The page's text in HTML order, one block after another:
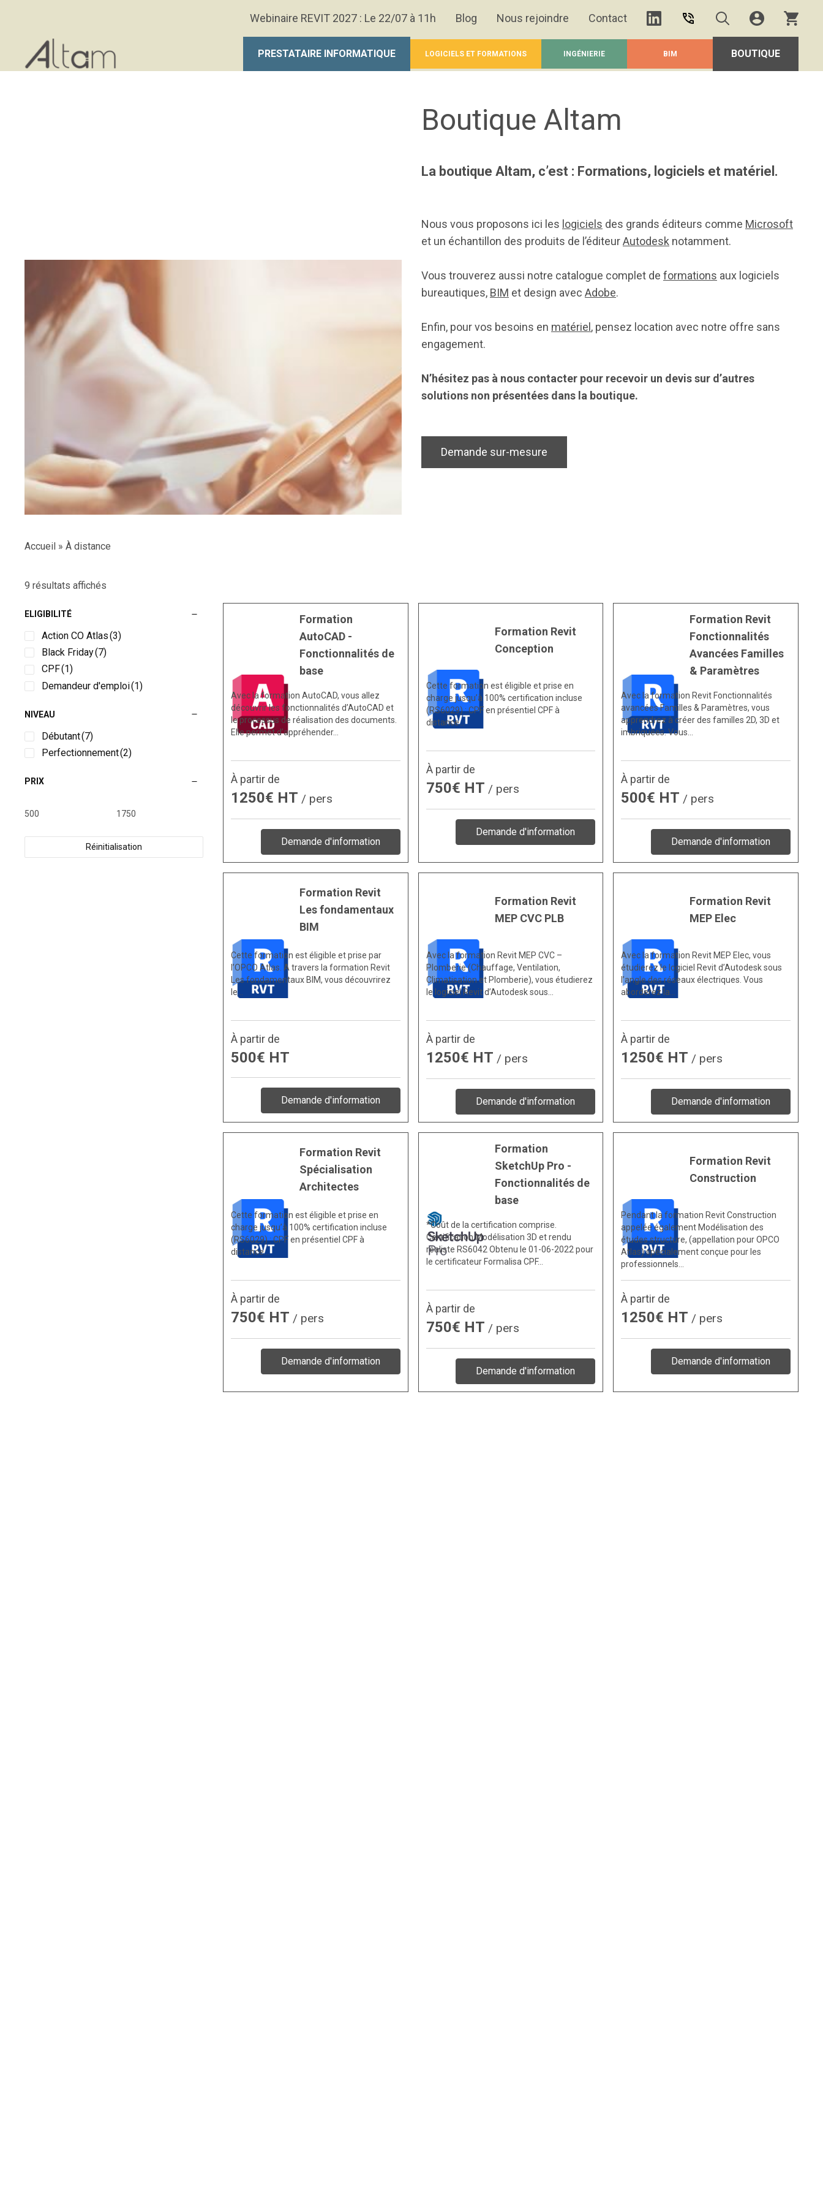
Webinaire REVIT 2027 : Le 22/07 à 11h Blog Nous rejoindre Contact
PRESTATAIRE INFORMATIQUE LOGICIELS ET FORMATIONS INGÉNIERIE BIM BOUTIQUE
Boutique Altam
La boutique Altam, c’est : Formations, logiciels et matériel.
Nous vous proposons ici les logiciels des grands éditeurs comme Microsoft
et un échantillon des produits de l’éditeurAutodesk notamment.
Vous trouverez aussi notre catalogue complet de formations aux logiciels
bureautiques, BIM et design avec Adobe.
Enfin, pour vos besoins en matériel , pensez location avec notre offre sans
engagement.
N’hésitez pas à nous contacter pour recevoir un devis sur d’autres
solutions non présentées dans la boutique.
Demande sur-mesure
Accueil » À distance
9 résultats affichés
ELIGIBILITÉ
Action CO Atlas(3)
Black Friday(7)
CPF(1)
Demandeur d'emploi(1)
NIVEAU
Débutant(7)
Perfectionnement(2)
PRIX
Réinitialisation
Formation
AutoCAD -
Fonctionnalités de
base
Avec la formation AutoCAD, vous allez
découvrir les fonctionnalités d’AutoCAD et
le processus de réalisation des documents.
Elle permet d’appréhender…
À partir de
1250€ HT / pers
Demande d'information
Formation Revit
Conception
Cette formation est éligible et prise en
charge jusqu’à 100% certification incluse
(RS6029) : CPF en présentiel CPF à
distance…
À partir de
750€ HT / pers
Demande d'information
Formation Revit
Fonctionnalités
Avancées Familles
& Paramètres
Avec la formation Revit Fonctionnalités
avancées Familles & Paramètres, vous
apprendrez à créer des familles 2D, 3D et
imbriquées. Vous…
À partir de
500€ HT / pers
Demande d'information
Formation Revit
Les fondamentaux
BIM
Cette formation est éligible et prise par
l’OPCO Atlas. A travers la formation Revit
Les fondamentaux BIM, vous découvrirez
le…
À partir de
500€ HT
Demande d'information
Formation Revit
MEP CVC PLB
Avec la formation Revit MEP CVC –
Plomberie (Chauffage, Ventilation,
Climatisation et Plomberie), vous étudierez
le logiciel Revit d’Autodesk sous…
À partir de
1250€ HT / pers
Demande d'information
Formation Revit
MEP Elec
Avec la formation Revit MEP Elec, vous
étudierez le logiciel Revit d’Autodesk sous
l’angle des réseaux électriques. Vous
aborderez la…
À partir de
1250€ HT / pers
Demande d'information
Formation Revit
Spécialisation
Architectes
Cette formation est éligible et prise en
charge jusqu’à 100% certification incluse
(RS6029) : CPF en présentiel CPF à
distance…
À partir de
750€ HT / pers
Demande d'information
Formation
SketchUp Pro -
Fonctionnalités de
base
*Coût de la certification comprise.
Certification Modélisation 3D et rendu
réaliste RS6042 Obtenu le 01-06-2022 pour
le certificateur Formalisa CPF…
À partir de
750€ HT / pers
Demande d'information
Formation Revit
Construction
Pendant la formation Revit Construction
appelée également Modélisation des
études structure, (appellation pour OPCO
Atlas) spécialement conçue pour les
professionnels…
À partir de
1250€ HT / pers
Demande d'information